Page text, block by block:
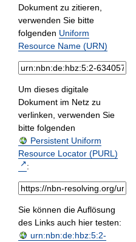
Dokument zu zitieren,
verwenden Sie bitte
folgenden Uniform
Resource Name (URN)
Um dieses digitale
Dokument im Netz zu
verlinken, verwenden Sie
bitte folgenden
Persistent Uniform
Resource Locator (PURL)
:
Sie können die Auflösung
des Links auch hier testen:
urn:nbn:de:hbz:5:2-